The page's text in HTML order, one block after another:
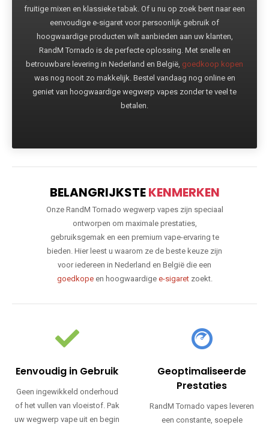
fruitige mixen en klassieke tabak. Of u nu op zoek bent naar een
eenvoudige e-sigaret voor persoonlijk gebruik of
hoogwaardige producten wilt aanbieden aan uw klanten,
RandM Tornado is de perfecte oplossing. Met snelle en
betrouwbare levering in Nederland en België, goedkoop kopen
was nog nooit zo makkelijk. Bestel vandaag nog online en
geniet van hoogwaardige wegwerp vapes zonder te veel te
betalen.
BELANGRIJKSTEKENMERKEN
Onze RandM Tornado wegwerp vapes zijn speciaal
ontworpen om maximale prestaties,
gebruiksgemak en een premium vape-ervaring te
bieden. Hier leest u waarom ze de beste keuze zijn
voor iedereen in Nederland en België die een
goedkopeen hoogwaardige e-sigaretzoekt.
Eenvoudig in Gebruik
Geen ingewikkeld onderhoud
of het vullen van vloeistof. Pak
uw wegwerp vape uit en begin
Geoptimaliseerde
Prestaties
RandM Tornado vapes leveren
een constante, soepele